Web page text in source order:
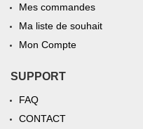
Mes commandes
Ma liste de souhait
Mon Compte
SUPPORT
FAQ
CONTACT